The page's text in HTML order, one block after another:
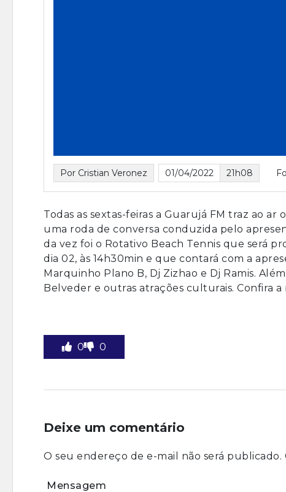
Por Cristian Veronez 01/04/2022 21h08
Todas as sextas-feiras a Guarujá FM traz ao
uma roda de conversa conduzida pelo
da vez foi o Rotativo Beach Tennis que será
dia 02, às 14h30min e que contará com a
Marquinho Plano B, Dj Zizhao e Dj Ramis.
Belveder e outras atrações culturais. Confira
0 0
Deixe um comentário
O seu endereço de e-mail não será publicado.
Mensagem